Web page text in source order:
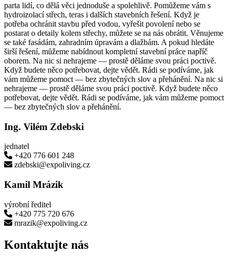
parta lidí, co dělá věci jednoduše a spolehlivě. Pomůžeme vám s
hydroizolací střech, teras i dalších stavebních řešení. Když je
potřeba ochránit stavbu před vodou, vyřešit povolení nebo se
postarat o detaily kolem střechy, můžete se na nás obrátit. Věnujeme
se také fasádám, zahradním úpravám a dlažbám. A pokud hledáte
širší řešení, můžeme nabídnout kompletní stavební práce napříč
oborem. Na nic si nehrajeme — prostě děláme svou práci poctivě.
Když budete něco potřebovat, dejte vědět. Rádi se podíváme, jak
vám můžeme pomoct — bez zbytečných slov a přehánění. Na nic si
nehrajeme — prostě děláme svou práci poctivě. Když budete něco
potřebovat, dejte vědět. Rádi se podíváme, jak vám můžeme pomoct
— bez zbytečných slov a přehánění.
Ing. Vilém Zdebski
jednatel
+420 776 601 248
zdebski@expoliving.cz
Kamil Mrázik
výrobní ředitel
+420 775 720 676
mrazik@expoliving.cz
Kontaktujte nás